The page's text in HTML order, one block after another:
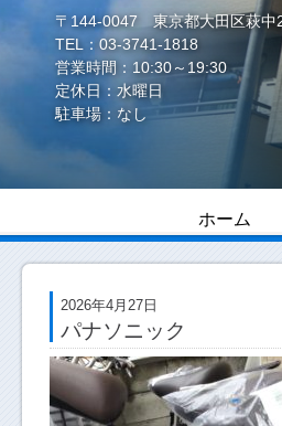
〒144-0047 東京都大田区萩中
TEL：03-3741-1818
営業時間：10:30～19:30
定休日：水曜日
駐車場：なし
ホーム
2026年4月27日
パナソニック